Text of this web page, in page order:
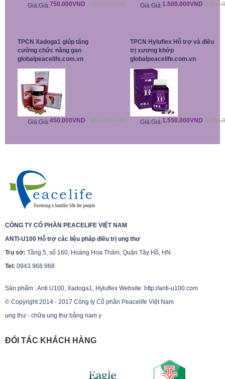
Giá:Giá:750.000VND 750.000VND Giá:Giá:1.500.000VND
TPCN Xadoga1 giúp tăng
cường chức năng gan
globalpeacelife.com.vn
Giá:Giá:450.000VND 450.000VND
TPCN Hyluflex Hỗ trợ và điều
trị xương khớp
globalpeacelife.com.vn
Giá:Giá:1.550.000VND
CÔNG TY CỔ PHẦN PEACELIFE VIỆT NAM
ANTI-U100 Hỗ trợ các liệu pháp điều trị ung thư
Trụ sở: Tầng 5, số 160, Hoàng Hoa Thám, Quận Tây Hồ, HN
Tel: 0943.968.968
Sản phẩm : Anti U100, Xadoga1, Hyluflex Website: http://anti-u100.com
© Copyright 2014 - 2017 Công ty Cổ phần Peacelife Việt Nam
ung thư - chữa ung thư bằng nam y
ĐỐI TÁC KHÁCH HÀNG